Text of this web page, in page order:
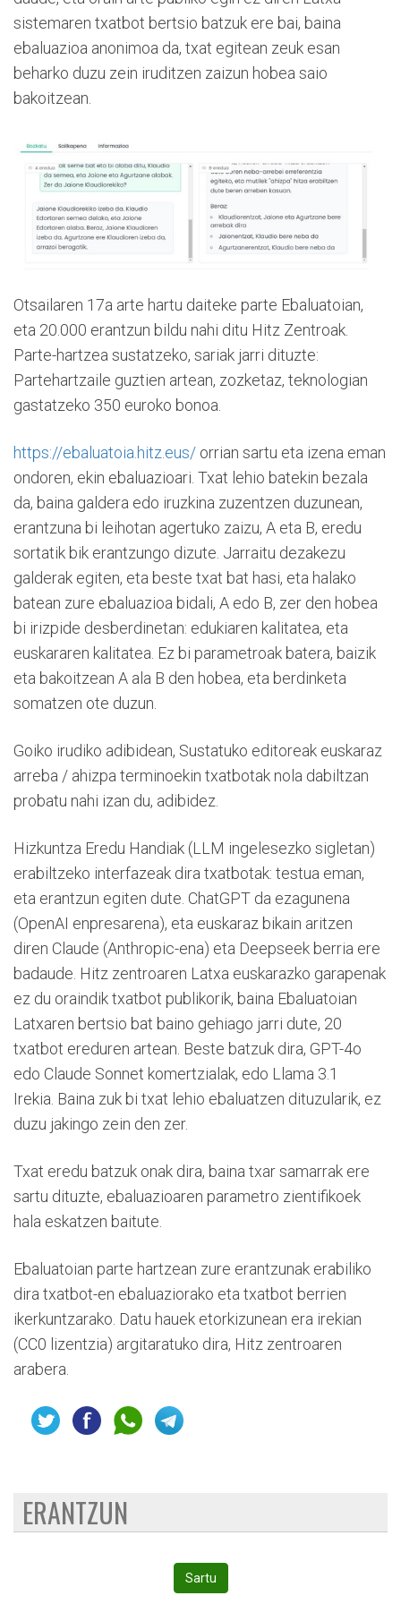
sistemaren txatbot bertsio batzuk ere bai, baina
ebaluazioa anonimoa da, txat egitean zeuk esan
beharko duzu zein iruditzen zaizun hobea saio
bakoitzean.
Otsailaren 17a arte hartu daiteke parte Ebaluatoian,
eta 20.000 erantzun bildu nahi ditu Hitz Zentroak.
Parte-hartzea sustatzeko, sariak jarri dituzte:
Partehartzaile guztien artean, zozketaz, teknologian
gastatzeko 350 euroko bonoa.
https://ebaluatoia.hitz.eus/ orrian sartu eta izena eman
ondoren, ekin ebaluazioari. Txat lehio batekin bezala
da, baina galdera edo iruzkina zuzentzen duzunean,
erantzuna bi leihotan agertuko zaizu, A eta B, eredu
sortatik bik erantzungo dizute. Jarraitu dezakezu
galderak egiten, eta beste txat bat hasi, eta halako
batean zure ebaluazioa bidali, A edo B, zer den hobea
bi irizpide desberdinetan: edukiaren kalitatea, eta
euskararen kalitatea. Ez bi parametroak batera, baizik
eta bakoitzean A ala B den hobea, eta berdinketa
somatzen ote duzun.
Goiko irudiko adibidean, Sustatuko editoreak euskaraz
arreba / ahizpa terminoekin txatbotak nola dabiltzan
probatu nahi izan du, adibidez.
Hizkuntza Eredu Handiak (LLM ingelesezko sigletan)
erabiltzeko interfazeak dira txatbotak: testua eman,
eta erantzun egiten dute. ChatGPT da ezagunena
(OpenAI enpresarena), eta euskaraz bikain aritzen
diren Claude (Anthropic-ena) eta Deepseek berria ere
badaude. Hitz zentroaren Latxa euskarazko garapenak
ez du oraindik txatbot publikorik, baina Ebaluatoian
Latxaren bertsio bat baino gehiago jarri dute, 20
txatbot ereduren artean. Beste batzuk dira, GPT-4o
edo Claude Sonnet komertzialak, edo Llama 3.1
Irekia. Baina zuk bi txat lehio ebaluatzen dituzularik, ez
duzu jakingo zein den zer.
Txat eredu batzuk onak dira, baina txar samarrak ere
sartu dituzte, ebaluazioaren parametro zientifikoek
hala eskatzen baitute.
Ebaluatoian parte hartzean zure erantzunak erabiliko
dira txatbot-en ebaluaziorako eta txatbot berrien
ikerkuntzarako. Datu hauek etorkizunean era irekian
(CC0 lizentzia) argitaratuko dira, Hitz zentroaren
arabera.
ERANTZUN
Sartu